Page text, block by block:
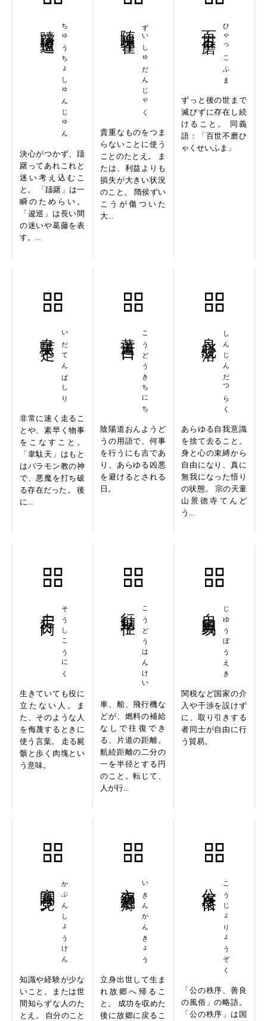
ちゅうちょしゅんじゅん
決心がつかず、躊
躇ってあれこれと
迷い考え込むこ
と。 「躊躇」は一
瞬のためらい。
「逡巡」は長い間
の迷いや葛藤を表
す。...
ずいしゅだんじゃく
貴重なものをつま
らないことに使う
ことのたとえ。 ま
たは、利益よりも
損失が大きい状況
のこと。 隋侯ずい
こうが傷ついた
大...
ひゃっこふま
ずっと後の世まで
滅びずに存在し続
けること。 同義
語：「百世不磨ひ
ゃくせいふま」
いだてんばしり
非常に速く走るこ
とや、素早く物事
をこなすこと。
「韋駄天」はもと
はバラモン教の神
で、悪魔を打ち破
る存在だった。 後
に...
こうどうきちにち
陰陽道おんようど
うの用語で、何事
を行うにも吉であ
り、あらゆる凶悪
を避けるとされる
日。
しんじんだつらく
あらゆる自我意識
を捨て去ること。
身と心の束縛から
自由になり、真に
無我になった悟り
の状態。 宗の天童
山景徳寺てんど
う...
そうしこうにく
生きていても役に
立たない人。ま
た、そのような人
を侮蔑するときに
使う言葉。 走る屍
骸と歩く肉塊とい
う意味。
こうどうはんけい
車、船、飛行機な
どが、燃料の補給
なしで往復でき
る、片道の距離。
航続距離の二分の
一を半径とする円
のこと。転じて、
人が行...
じゆうぼうえき
関税など国家の介
入や干渉を設けず
に、取り引きする
者同士が自由に行
う貿易。
かぶんしょうけん
知識や経験が少な
いこと。または世
間知らずな人のた
とえ。 自分のこと
いきんかんきょう
立身出世して生ま
れ故郷へ帰るこ
と。 成功を収めた
後に故郷に戻るこ
こうじょりょうぞく
「公の秩序、善良
の風俗」の略語。
「公の秩序」は国